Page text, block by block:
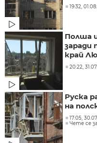
19:32,
Полша
заради
край
20:22,
Руска
на
17:05,
Чете се